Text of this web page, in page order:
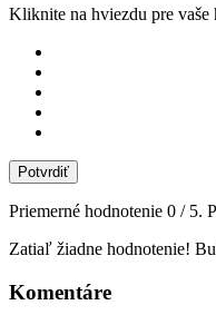
Kliknite na hviezdu pre vaše
Potvrdiť
Priemerné hodnotenie 0 / 5.
Zatiaľ žiadne hodnotenie!
Komentáre